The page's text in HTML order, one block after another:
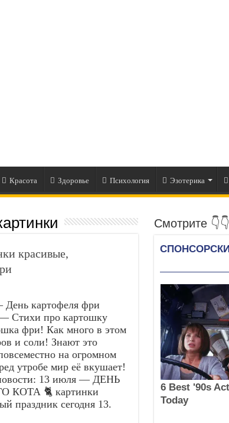
Красота Здоровье Психология Эзотерика
красивые,
картофеля фри
Стихи про картошку
фри! Как много в этом
и соли! Знают это
на огромном
утробе мир её вкушает!
13 июля — ДЕНЬ
КОТА 🐈 картинки
праздник сегодня 13.
Смотрите 👇👇